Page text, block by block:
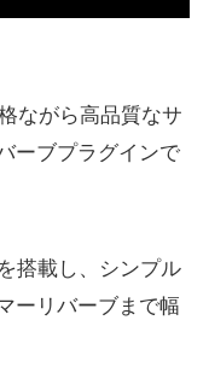
ながら高品質なサ
ーブプラグインで
搭載し、シンプル
ーリバーブまで幅